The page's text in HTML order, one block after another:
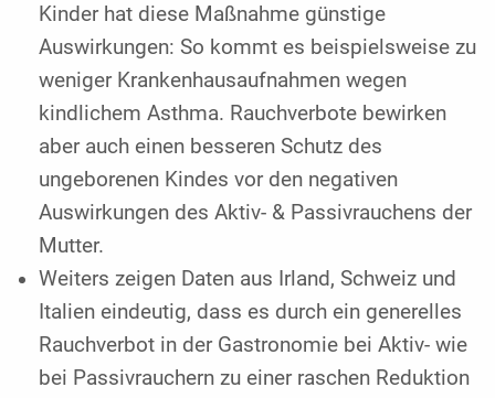
Kinder hat diese Maßnahme günstige
Auswirkungen: So kommt es beispielsweise zu
weniger Krankenhausaufnahmen wegen
kindlichem Asthma. Rauchverbote bewirken
aber auch einen besseren Schutz des
ungeborenen Kindes vor den negativen
Auswirkungen des Aktiv- & Passivrauchens der
Mutter.
Weiters zeigen Daten aus Irland, Schweiz und
Italien eindeutig, dass es durch ein generelles
Rauchverbot in der Gastronomie bei Aktiv- wie
bei Passivrauchern zu einer raschen Reduktion